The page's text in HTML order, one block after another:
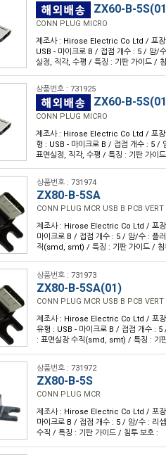
ZX60-B-
CONN PLUG MICRO
제조사 : Hirose Electric Co Ltd / 포장
USB - 마이크로 B / 접점 개수 : 5 / 암/
실정, 직각, 수평 / 특징 : 기판 가이드 /
상품번호 : 731925
ZX60-B-
CONN PLUG MICRO
제조사 : Hirose Electric Co Ltd / 포장
형 : USB - 마이크로 B / 접점 개수 : 5 /
표면실정, 직각, 수평 / 특징 : 기판 가이
상품번호 : 731974
ZX80-B-5SA
CONN PLUG MCR USB B PCB VERT
제조사 : Hirose Electric Co Ltd / 포
마이크로 B / 접점 개수 : 5 / 암/수 : 플
직(smd, smt) / 특징 : 기판 가이드 / 침
상품번호 : 731973
ZX80-B-5SA(01)
CONN PLUG MCR USB B PCB VERT
제조사 : Hirose Electric Co Ltd / 포장
유형 : USB - 마이크로 B / 접점 개수 :
: 표면실장 수직(smd, smt) / 특징 : 기
상품번호 : 731972
ZX80-B-5S
CONN PLUG MCR
제조사 : Hirose Electric Co Ltd / 포
마이크로 B / 접점 개수 : 5 / 암/수 : 리
수직 / 특징 : 기판 가이드 / 침투 보호 :